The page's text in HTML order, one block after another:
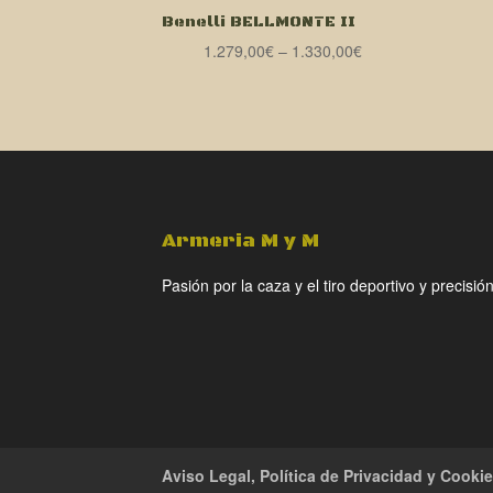
Benelli BELLMONTE II
1.279,00€– 1.330,00€
Armeria M y M
Pasión por la caza y el tiro deportivo y
Aviso Legal, Política de Privacidad y